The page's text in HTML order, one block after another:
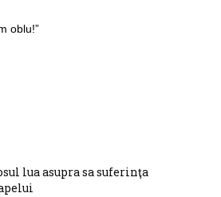
oblu!”
lua asupra sa suferinţa